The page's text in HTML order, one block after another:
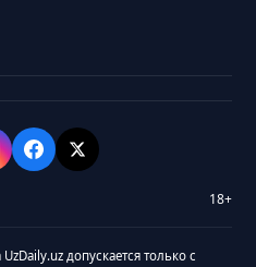
18+
допускается только с